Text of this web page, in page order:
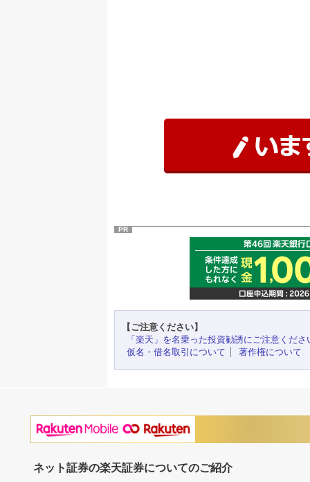
PR
【ご注意ください】
「楽天」を名乗った投資勧誘にご注意くださ
仮名・借名取引について
著作権について
ネット証券の楽天証券についてのご紹介